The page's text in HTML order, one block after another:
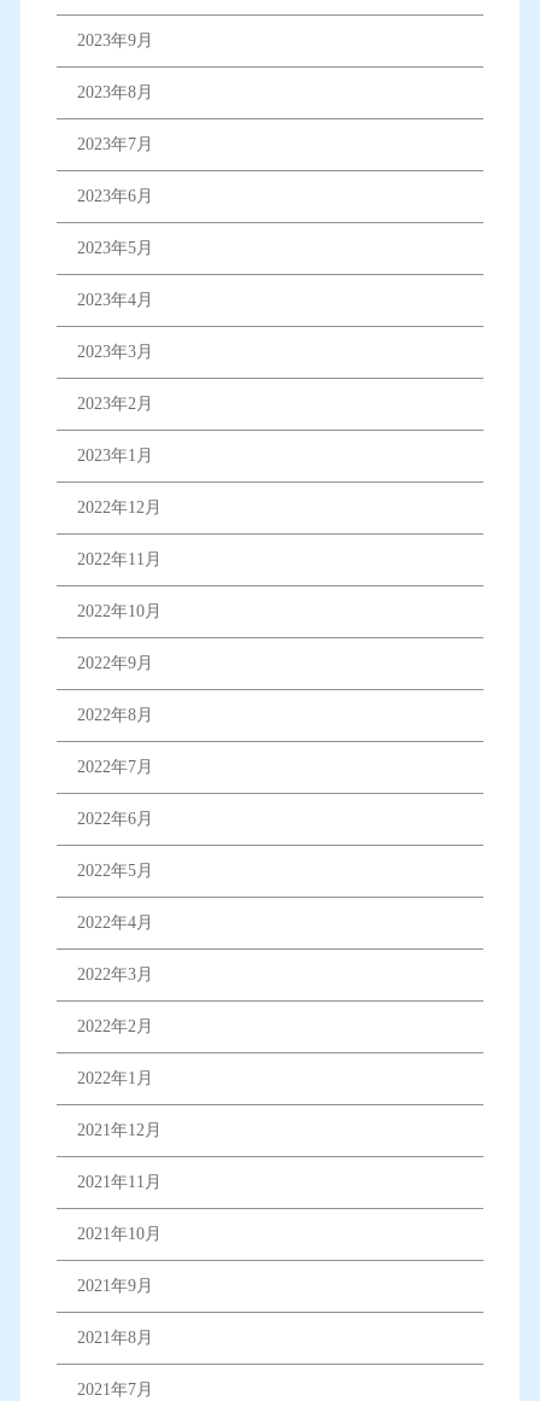
2023年9月
2023年8月
2023年7月
2023年6月
2023年5月
2023年4月
2023年3月
2023年2月
2023年1月
2022年12月
2022年11月
2022年10月
2022年9月
2022年8月
2022年7月
2022年6月
2022年5月
2022年4月
2022年3月
2022年2月
2022年1月
2021年12月
2021年11月
2021年10月
2021年9月
2021年8月
2021年7月